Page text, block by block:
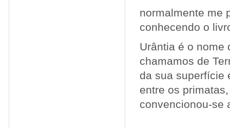
normalmente me
conhecendo o
Urântia é o nome
chamamos de
da sua superfície
entre os
convencionou-se